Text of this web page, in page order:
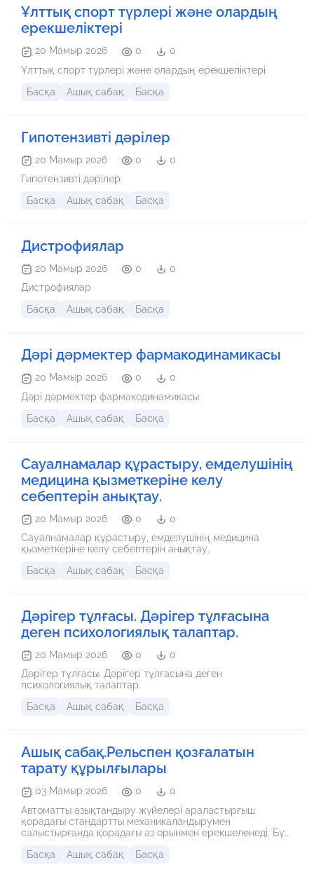
Ұлттық спорт түрлері және олардың
ерекшеліктері
20 Мамыр 2026 0
0
Ұлттық спорт түрлері және олардың ерекшеліктері
Басқа
Ашық сабақ Басқа
Гипотензивті дәрілер
20 Мамыр 2026 0
0
Гипотензивті дәрілер
Басқа
Ашық сабақ Басқа
Дистрофиялар
20 Мамыр 2026 0
0
Дистрофиялар
Басқа
Ашық сабақ Басқа
Дәрі дәрмектер фармакодинамикасы
20 Мамыр 2026 0
0
Дәрі дәрмектер фармакодинамикасы
Басқа
Ашық сабақ Басқа
Сауалнамалар құрастыру, емделушінің
медицина қызметкеріне келу
себептерін анықтау.
20 Мамыр 2026 0
0
Сауалнамалар құрастыру, емделушінің медицина
қызметкеріне келу себептерін анықтау.
Басқа
Ашық сабақ Басқа
Дәрігер тұлғасы. Дәрігер тұлғасына
деген психологиялық талаптар.
20 Мамыр 2026 0
0
Дәрігер тұлғасы. Дәрігер тұлғасына деген
психологиялық талаптар.
Басқа
Ашық сабақ Басқа
Ашық сабақ.Рельспен қозғалатын
тарату құрылғылары
03 Мамыр 2026 0
0
Автоматты азықтандыру жүйелері араластырғыш
қорадағы стандартты механикаландырумен
салыстырғанда қорадағы аз орынмен ерекшеленеді. Бұл
ескі ғимараттарда пайдалануға жарамды етеді. Икемді
Басқа Ашық сабақ Басқа